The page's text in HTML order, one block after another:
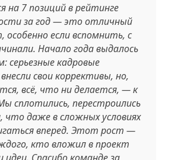
на 7 позиций в рейтинге
за год — это отличный
особенно если вспомнить, с
Начало года выдалось
серьезные кадровые
свои коррективы, но,
всё, что ни делается, — к
сплотились, перестроились
что даже в сложных условиях
вперед. Этот рост —
кто вложил в проект